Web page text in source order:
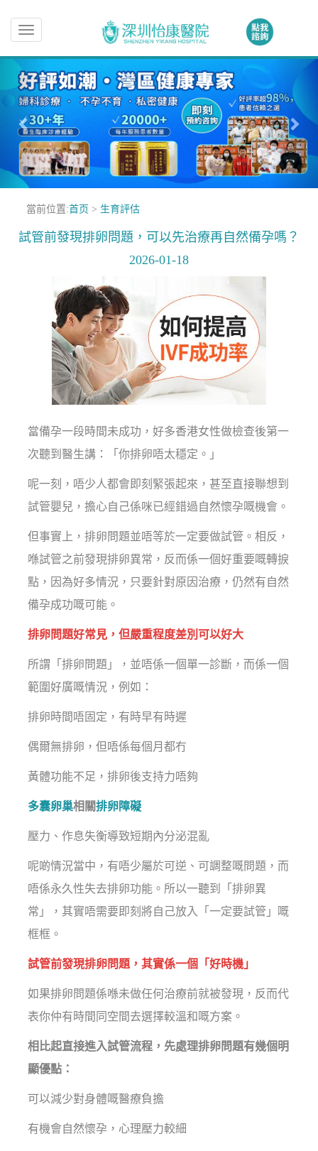
Toggle
navigation
當前位置:首页 > 生育評估
試管前發現排卵問題，可以先治療再自然備孕嗎？
2026-01-18
當備孕一段時間未成功，好多香港女性做檢查後第一
次聽到醫生講：「你排卵唔太穩定。」
呢一刻，唔少人都會即刻緊張起來，甚至直接聯想到
試管嬰兒，擔心自己係咪已經錯過自然懷孕嘅機會。
但事實上，排卵問題並唔等於一定要做試管。相反，
喺試管之前發現排卵異常，反而係一個好重要嘅轉捩
點，因為好多情況，只要針對原因治療，仍然有自然
備孕成功嘅可能。
排卵問題好常見，但嚴重程度差別可以好大
所謂「排卵問題」，並唔係一個單一診斷，而係一個
範圍好廣嘅情況，例如：
排卵時間唔固定，有時早有時遲
偶爾無排卵，但唔係每個月都冇
黃體功能不足，排卵後支持力唔夠
多囊卵巢相關排卵障礙
壓力、作息失衡導致短期內分泌混亂
呢啲情況當中，有唔少屬於可逆、可調整嘅問題，而
唔係永久性失去排卵功能。所以一聽到「排卵異
常」，其實唔需要即刻將自己放入「一定要試管」嘅
框框。
試管前發現排卵問題，其實係一個「好時機」
如果排卵問題係喺未做任何治療前就被發現，反而代
表你仲有時間同空間去選擇較溫和嘅方案。
相比起直接進入試管流程，先處理排卵問題有幾個明
顯優點：
可以減少對身體嘅醫療負擔
有機會自然懷孕，心理壓力較細